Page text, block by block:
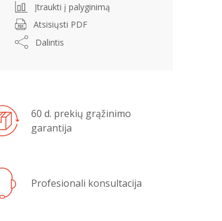
Įtraukti į palyginimą
Atsisiųsti PDF
Dalintis
60 d. prekių grąžinimo
garantija
Profesionali konsultacija